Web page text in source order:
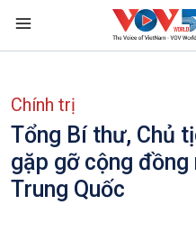
Nhảy đến nội dung
Chính trị
Tổng Bí thư, Chủ
gặp gỡ cộng
Trung Quốc